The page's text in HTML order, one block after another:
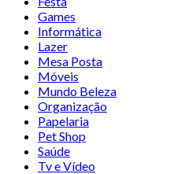
Games
Informática
Lazer
Mesa Posta
Móveis
Mundo Beleza
Organização
Papelaria
Pet Shop
Saúde
Tv e Vídeo